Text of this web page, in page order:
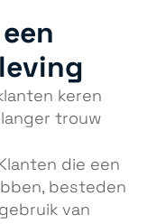
keren
trouw
Klanten die een
besteden
van